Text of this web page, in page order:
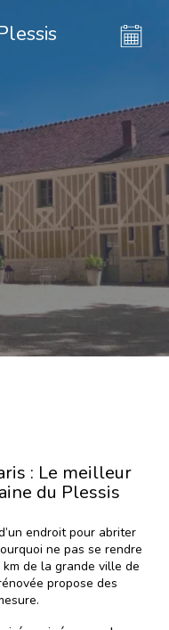
: Le meilleur
du Plessis
endroit pour abriter
ne pas se rendre
de la grande ville de
propose des
.